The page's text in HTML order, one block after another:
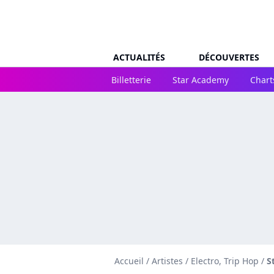
ACTUALITÉS
DÉCOUVERTES
Billetterie
Star Academy
Accueil / Artistes / Electro, Trip Hop /